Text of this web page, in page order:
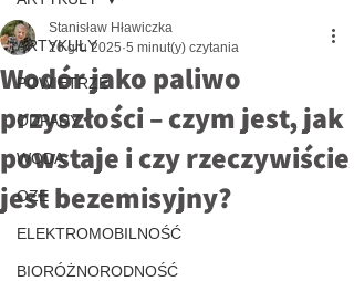
ARTYKUŁY
POWIETRZE
ODPADY
WODA
OZE
ELEKTROMOBILNOŚĆ
BIORÓŻNORODNOŚĆ
Wodór jako paliwo
przyszłości – czym jest, jak
powstaje i czy rzeczywiście
jest bezemisyjny?
Stanisław Hławiczka
26 gru 2025 5 minut(y) czytania